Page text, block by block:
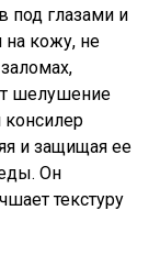
под глазами и
на кожу, не
шелушение
и защищая ее
Он
текстуру